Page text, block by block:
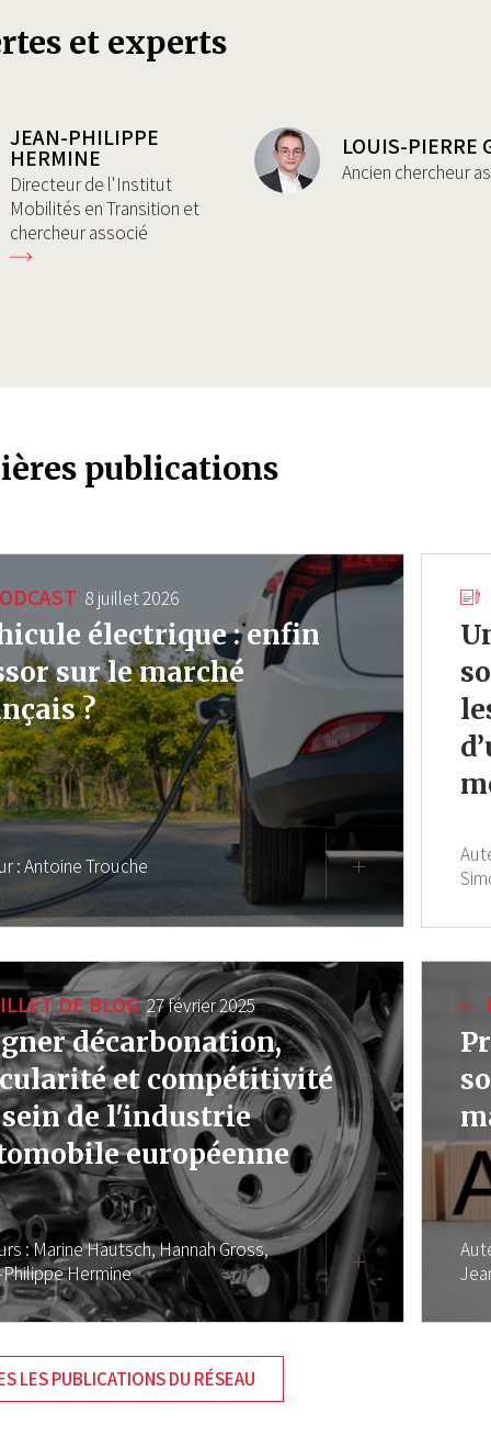
et experts
JEAN-PHILIPPE
HERMINE
Directeur de l'Institut
Mobilités en Transition et
chercheur associé
LOUIS-PIERRE
Ancien chercheur
publications
8 juillet 2026
électrique : enfin
sur le marché
?
:Antoine Trouche
DE BLOG 27 février 2025
décarbonation,
et compétitivité
de l'industrie
européenne
:Marine Hautsch,Hannah Gross,
Hermine
LES PUBLICATIONS DU RÉSEAU